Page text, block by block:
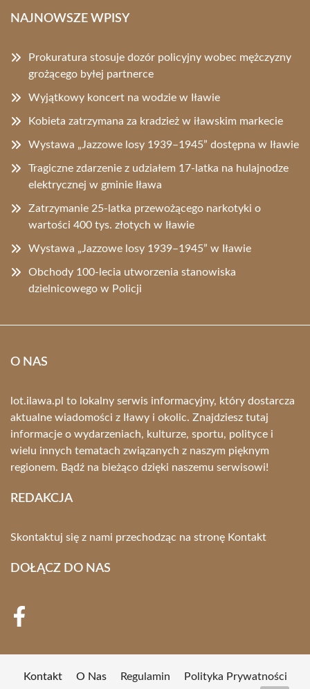
NAJNOWSZE WPISY
Prokuratura stosuje dozór policyjny wobec mężczyzny
grożącego byłej partnerce
Wyjątkowy koncert na wodzie w Iławie
Kobieta zatrzymana za kradzież w iławskim markecie
Wystawa „Jazzowe losy 1939–1945” dostępna w Iławie
Tragiczne zdarzenie z udziałem 17-latka na hulajnodze
elektrycznej w gminie Iława
Zatrzymanie 25-latka przewożącego narkotyki o
wartości 400 tys. złotych w Iławie
Wystawa „Jazzowe losy 1939–1945” w Iławie
Obchody 100-lecia utworzenia stanowiska
dzielnicowego w Policji
O NAS
lot.ilawa.pl to lokalny serwis informacyjny, który dostarcza
aktualne wiadomości z Iławy i okolic. Znajdziesz tutaj
informacje o wydarzeniach, kulturze, sportu, polityce i
wielu innych tematach związanych z naszym pięknym
regionem. Bądź na bieżąco dzięki naszemu serwisowi!
REDAKCJA
Skontaktuj się z nami przechodząc na stronę Kontakt
DOŁĄCZ DO NAS
Kontakt O Nas Regulamin Polityka Prywatności